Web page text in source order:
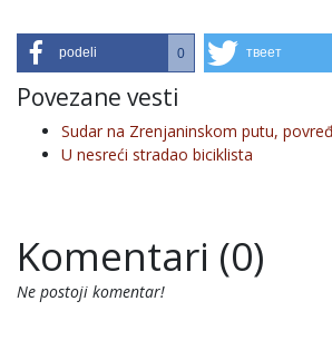
podeli 0 твеет
Povezane vesti
Sudar na Zrenjaninskom putu,
U nesreći stradao biciklista
Komentari (0)
Ne postoji komentar!